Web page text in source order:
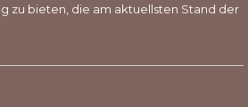
zu bieten, die am aktuellsten Stand der